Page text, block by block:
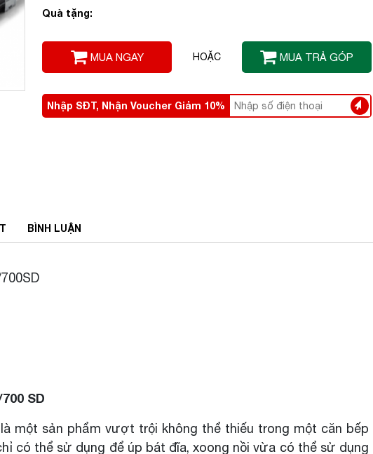
Quà tặng:
MUA NGAY HOẶC MUA TRẢ GÓP
Nhập SĐT, Nhận Voucher Giảm 10%
BÌNH LUẬN
SD
một sản phẩm vượt trội không thể thiếu trong một căn bếp
có thể sử dụng để úp bát đĩa, xoong nồi vừa có thể sử dụng